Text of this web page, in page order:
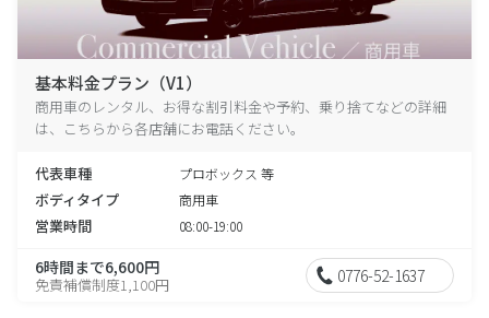
基本料金プラン（V1）
商用車のレンタル、お得な割引料金や予約、乗り捨てなどの詳細
は、こちらから各店舗にお電話ください。
代表車種 プロボックス 等
ボディタイプ 商用車
営業時間 08:00-19:00
6時間まで6,600円
免責補償制度1,100円 0776-52-1637